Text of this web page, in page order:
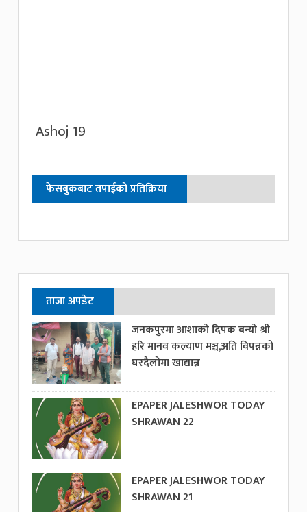
Ashoj 19
फेसबुकबाट तपाईको प्रतिक्रिया
ताजा अपडेट
जनकपुरमा आशाको दिपक बन्यो श्री
हरि मानव कल्याण मञ्च,अति विपन्नको
घरदैलोमा खाद्यान्न
EPAPER JALESHWOR TODAY
SHRAWAN 22
EPAPER JALESHWOR TODAY
SHRAWAN 21